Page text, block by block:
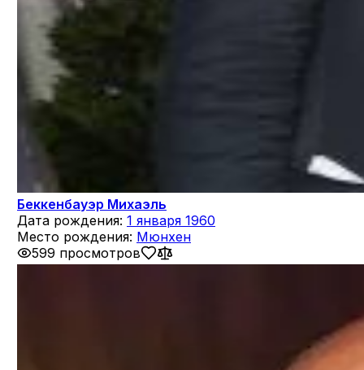
Беккенбауэр Михаэль
Дата рождения: 1 января 1960
Место рождения: Мюнхен
599 просмотров